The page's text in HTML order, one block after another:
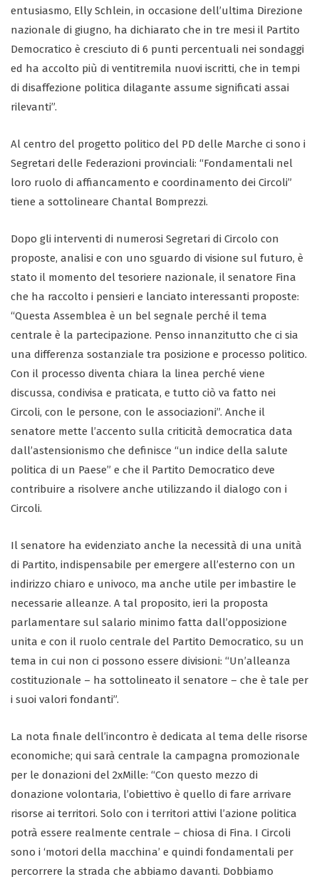
entusiasmo, Elly Schlein, in occasione dell’ultima Direzione
nazionale di giugno, ha dichiarato che in tre mesi il Partito
Democratico è cresciuto di 6 punti percentuali nei sondaggi
ed ha accolto più di ventitremila nuovi iscritti, che in tempi
di disaffezione politica dilagante assume significati assai
rilevanti”.
Al centro del progetto politico del PD delle Marche ci sono i
Segretari delle Federazioni provinciali: “Fondamentali nel
loro ruolo di affiancamento e coordinamento dei Circoli”
tiene a sottolineare Chantal Bomprezzi.
Dopo gli interventi di numerosi Segretari di Circolo con
proposte, analisi e con uno sguardo di visione sul futuro, è
stato il momento del tesoriere nazionale, il senatore Fina
che ha raccolto i pensieri e lanciato interessanti proposte:
“Questa Assemblea è un bel segnale perché il tema
centrale è la partecipazione. Penso innanzitutto che ci sia
una differenza sostanziale tra posizione e processo politico.
Con il processo diventa chiara la linea perché viene
discussa, condivisa e praticata, e tutto ciò va fatto nei
Circoli, con le persone, con le associazioni”. Anche il
senatore mette l’accento sulla criticità democratica data
dall’astensionismo che definisce “un indice della salute
politica di un Paese” e che il Partito Democratico deve
contribuire a risolvere anche utilizzando il dialogo con i
Circoli.
Il senatore ha evidenziato anche la necessità di una unità
di Partito, indispensabile per emergere all’esterno con un
indirizzo chiaro e univoco, ma anche utile per imbastire le
necessarie alleanze. A tal proposito, ieri la proposta
parlamentare sul salario minimo fatta dall’opposizione
unita e con il ruolo centrale del Partito Democratico, su un
tema in cui non ci possono essere divisioni: “Un’alleanza
costituzionale – ha sottolineato il senatore – che è tale per
i suoi valori fondanti”.
La nota finale dell’incontro è dedicata al tema delle risorse
economiche; qui sarà centrale la campagna promozionale
per le donazioni del 2xMille: “Con questo mezzo di
donazione volontaria, l’obiettivo è quello di fare arrivare
risorse ai territori. Solo con i territori attivi l’azione politica
potrà essere realmente centrale – chiosa di Fina. I Circoli
sono i ‘motori della macchina’ e quindi fondamentali per
percorrere la strada che abbiamo davanti. Dobbiamo